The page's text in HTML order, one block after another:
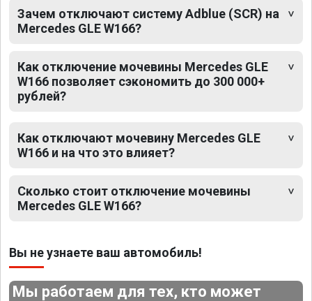
Зачем отключают систему Adblue (SCR) на
Mercedes GLE W166?
Как отключение мочевины Mercedes GLE
W166 позволяет сэкономить до 300 000+
рублей?
Как отключают мочевину Mercedes GLE
W166 и на что это влияет?
Сколько стоит отключение мочевины
Mercedes GLE W166?
Вы не узнаете ваш автомобиль!
Мы работаем для тех, кто может